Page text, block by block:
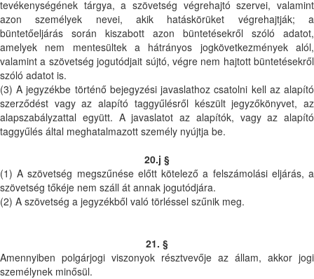
tevékenységének tárgya, a szövetség végrehajtó szervei, valamint
azon személyek nevei, akik hatáskörüket végrehajtják; a
büntetőeljárás során kiszabott azon büntetésekről szóló adatot,
amelyek nem mentesültek a hátrányos jogkövetkezmények alól,
valamint a szövetség jogutódjait sújtó, végre nem hajtott büntetésekről
szóló adatot is.
(3) A jegyzékbe történő bejegyzési javaslathoz csatolni kell az alapító
szerződést vagy az alapító taggyűlésről készült jegyzőkönyvet, az
alapszabályzattal együtt. A javaslatot az alapítók, vagy az alapító
taggyűlés által meghatalmazott személy nyújtja be.
20.j §
(1) A szövetség megszűnése előtt kötelező a felszámolási eljárás, a
szövetség tőkéje nem száll át annak jogutódjára.
(2) A szövetség a jegyzékből való törléssel szűnik meg.
21. §
Amennyiben polgárjogi viszonyok résztvevője az állam, akkor jogi
személynek minősül.